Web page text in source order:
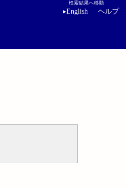
検索結果へ移動
▸English ヘルプ